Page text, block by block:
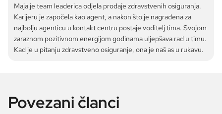
Maja je team leaderica odjela prodaje zdravstvenih osiguranja.
Karijeru je započela kao agent, a nakon što je nagrađena za
najbolju agenticu u kontakt centru postaje voditelj tima. Svojom
zaraznom pozitivnom energijom godinama uljepšava rad u timu.
Kad je u pitanju zdravstveno osiguranje, ona je naš as u rukavu.
Povezani članci